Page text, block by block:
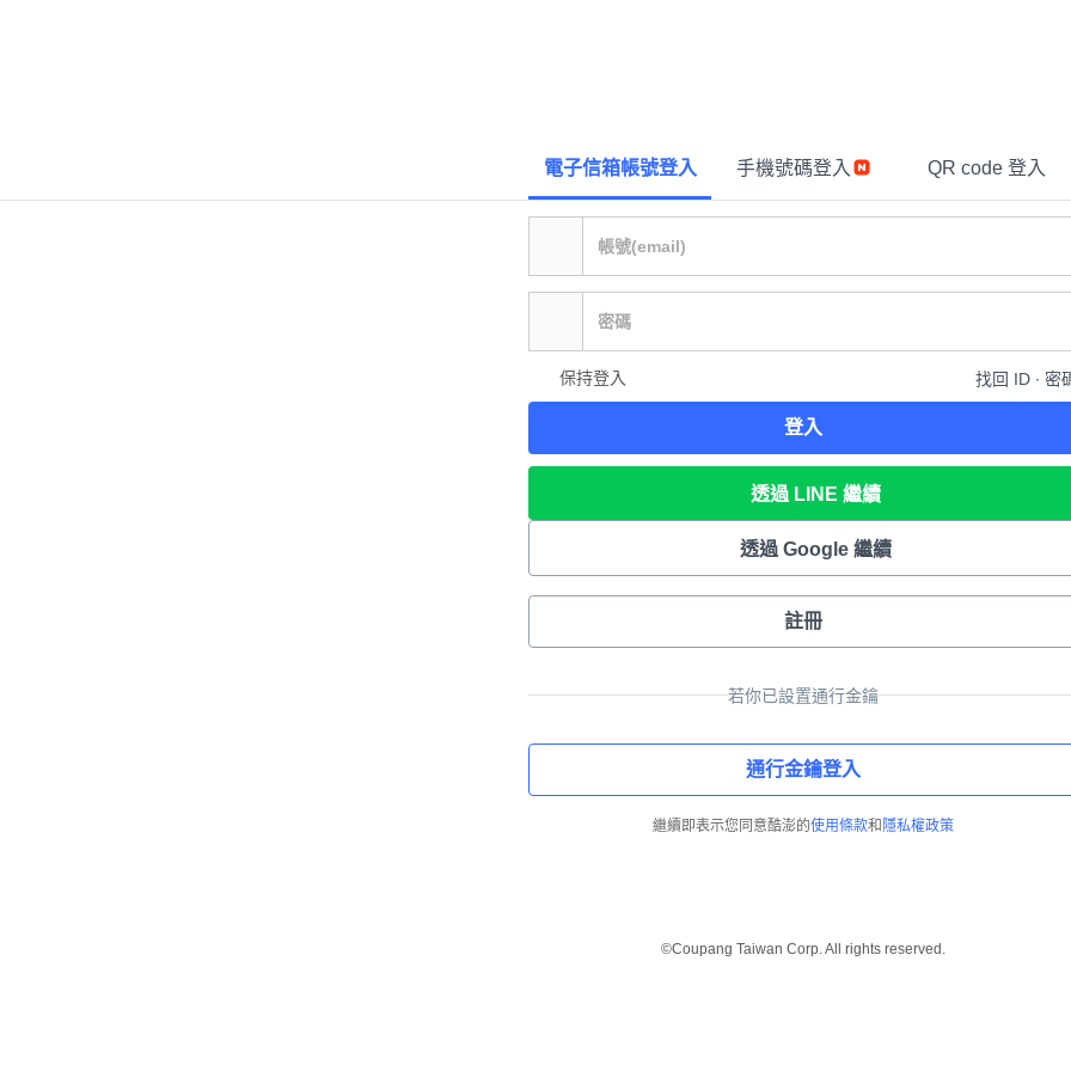
電子信箱帳號登入 手機號碼登入 QR code 登入
保持登入 找回 ID ∙ 密
登入
透過 LINE 繼續
透過 Google 繼續
註冊
若你已設置通行金鑰
通行金鑰登入
繼續即表示您同意酷澎的使用條款和 隱私權政策
©Coupang Taiwan Corp. All rights reserved.